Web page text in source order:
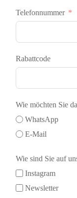
Telefonnummer
Rabattcode
Wie möchten Sie
WhatsApp
E-Mail
Wie sind Sie auf
Instagram
Newsletter